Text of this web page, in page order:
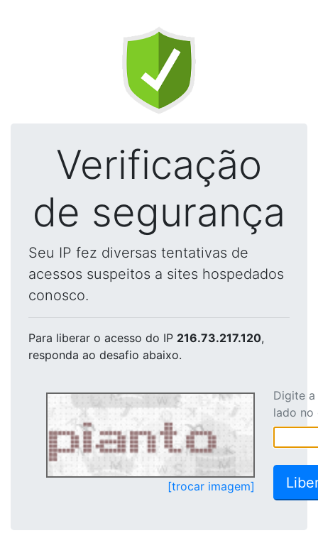
Verificação
de segurança
Seu IP fez diversas tentativas de
acessos suspeitos a sites hospedados
conosco.
Para liberar o acesso do IP 216.73.217.120,
responda ao desafio abaixo.
[trocar imagem]
Digite
lado no